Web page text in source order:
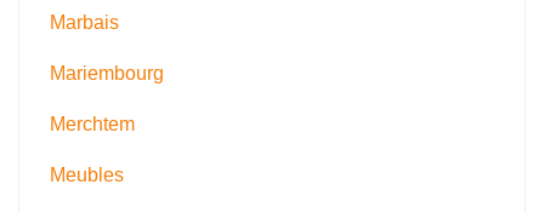
Marbais
Mariembourg
Merchtem
Meubles